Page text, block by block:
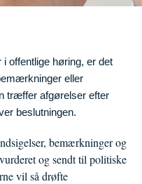
i offentlige høring, er det
eller
træffer afgørelser efter
beslutningen.
bemærkninger og
og sendt til politiske
vil så drøfte